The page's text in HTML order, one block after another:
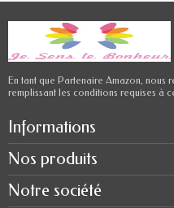
En tant que Partenaire Amazon, nous
remplissant les conditions requises à
Informations
Nos produits
Notre société